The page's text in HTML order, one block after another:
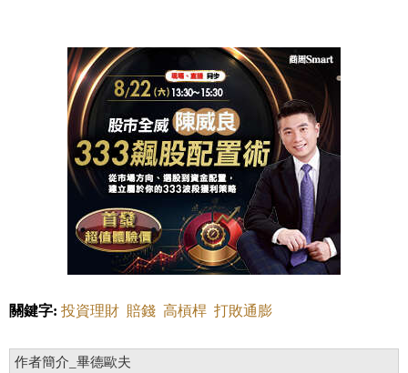
關鍵字: 投資理財 賠錢 高槓桿 打敗通膨
作者簡介_畢德歐夫